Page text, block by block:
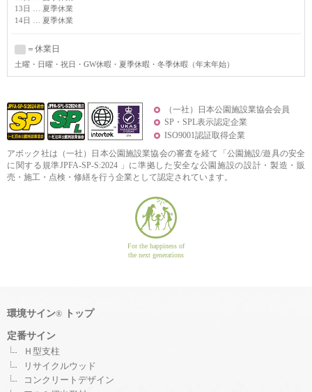
13日 … 夏季休業
14日 … 夏季休業
＝休業日
土曜・日曜・祝日・GW休暇・夏季休暇・冬季休暇（年末年始）
（一社）日本公園施設業協会会員
SP・SPL表示認定企業
ISO9001認証取得企業
アボック社は（一社）日本公園施設業協会の審査を経て「公園施設/遊具の安全
に関する規準JPFA-SP-S:2024 」に準拠した安全な公園施設の設計・製造・販
売・施工・点検・修繕を行う企業として認定されています。
For the happiness of
the next generations
環境サイン® トップ
定番サイン
Ｈ型支柱
リサイクルウッド
コンクリートデザイン